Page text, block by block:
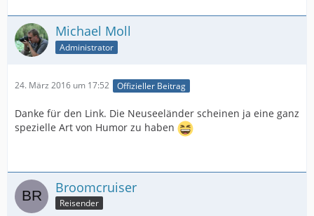
Michael Moll
Administrator
24. März 2016 um 17:52 Offizieller Beitrag
Danke für den Link. Die Neuseeländer scheinen ja eine ganz
spezielle Art von Humor zu haben
Broomcruiser
Reisender